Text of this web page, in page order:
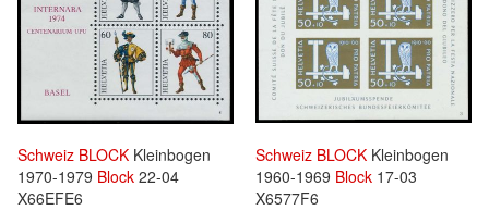
Schweiz BLOCK Kleinbogen
1970-1979 Block 22-04
X66EFE6
Schweiz BLOCK Kleinbogen
1960-1969 Block 17-03
X6577F6